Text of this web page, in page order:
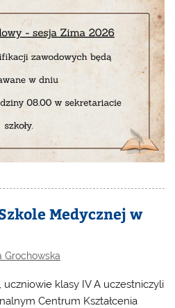
Medycznej w
Grochowska
uczniowie klasy IV A uczestniczyli
Centrum Kształcenia